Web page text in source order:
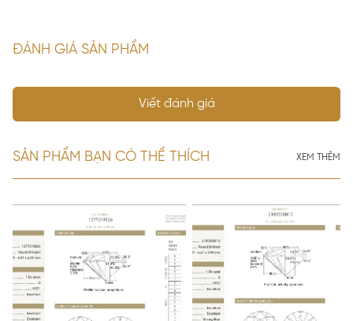
ĐÁNH GIÁ SẢN PHẨM
Viết đánh giá
SẢN PHẨM BẠN CÓ THỂ THÍCH XEM THÊM